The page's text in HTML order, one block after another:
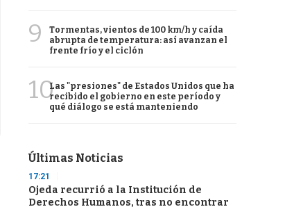
9
Tormentas, vientos de 100 km/h y caída
abrupta de temperatura: así avanzan el
frente frío y el ciclón
10Las "presiones" de Estados Unidos que ha
recibido el gobierno en este período y
qué diálogo se está manteniendo
Últimas Noticias
17:21
Ojeda recurrió a la Institución de
Derechos Humanos, tras no encontrar